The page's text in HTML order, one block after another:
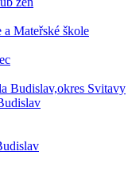
Mateřské škole
Budislav,okres Svitavy